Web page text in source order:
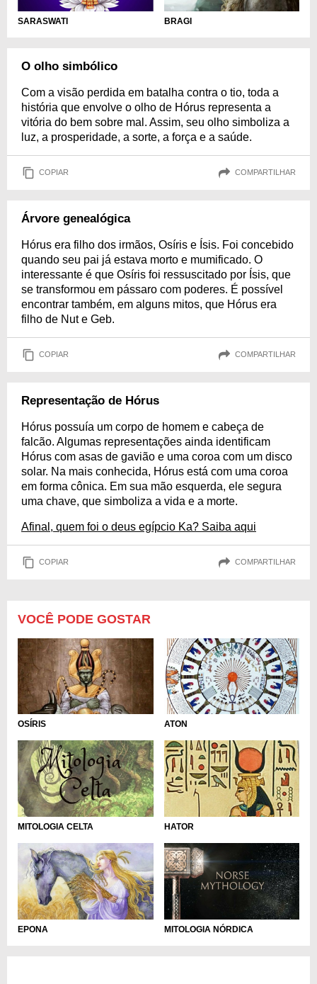
SARASWATI BRAGI
O olho simbólico
Com a visão perdida em batalha contra o tio, toda a
história que envolve o olho de Hórus representa a
vitória do bem sobre mal. Assim, seu olho simboliza a
luz, a prosperidade, a sorte, a força e a saúde.
COPIAR COMPARTILHAR
Árvore genealógica
Hórus era filho dos irmãos, Osíris e Ísis. Foi concebido
quando seu pai já estava morto e mumificado. O
interessante é que Osíris foi ressuscitado por Ísis, que
se transformou em pássaro com poderes. É possível
encontrar também, em alguns mitos, que Hórus era
filho de Nut e Geb.
COPIAR COMPARTILHAR
Representação de Hórus
Hórus possuía um corpo de homem e cabeça de
falcão. Algumas representações ainda identificam
Hórus com asas de gavião e uma coroa com um disco
solar. Na mais conhecida, Hórus está com uma coroa
em forma cônica. Em sua mão esquerda, ele segura
uma chave, que simboliza a vida e a morte.
Afinal, quem foi o deus egípcio Ka? Saiba aqui
COPIAR COMPARTILHAR
VOCÊ PODE GOSTAR
OSÍRIS ATON
MITOLOGIA CELTA HATOR
EPONA MITOLOGIA NÓRDICA